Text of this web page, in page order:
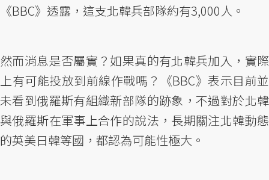
《BBC》透露，這支北韓兵部隊約有3,000人。
然而消息是否屬實？如果真的有北韓兵加入，實際
上有可能投放到前線作戰嗎？《BBC》表示目前並
未看到俄羅斯有組織新部隊的跡象，不過對於北韓
與俄羅斯在軍事上合作的說法，長期關注北韓動態
的英美日韓等國，都認為可能性極大。